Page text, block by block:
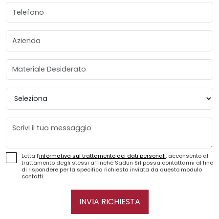
Telefono
Azienda
Materiale Desiderato
Provincia
Messaggio
Letta l'informativa sul trattamento dei dati personali, acconsento al
trattamento degli stessi affinché Sadun Srl possa contattarmi al fine
di rispondere per la specifica richiesta inviata da questo modulo
contatti.
INVIA RICHIESTA